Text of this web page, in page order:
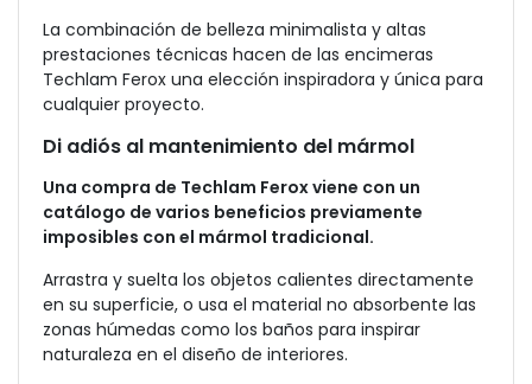
La combinación de belleza minimalista y altas
prestaciones técnicas hacen de las encimeras
Techlam Ferox una elección inspiradora y única para
cualquier proyecto.
Di adiós al mantenimiento del mármol
Una compra de Techlam Ferox viene con un
catálogo de varios beneficios previamente
imposibles con el mármol tradicional.
Arrastra y suelta los objetos calientes directamente
en su superficie, o usa el material no absorbente las
zonas húmedas como los baños para inspirar
naturaleza en el diseño de interiores.